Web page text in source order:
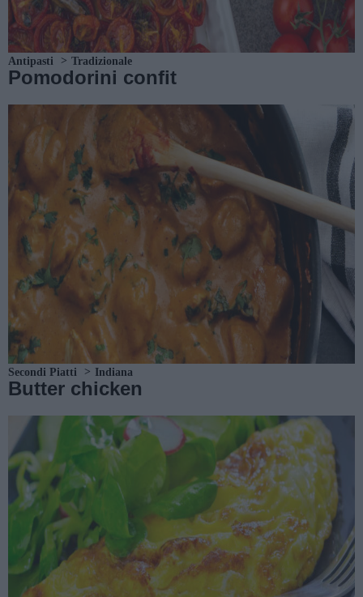
Antipasti Tradizionale
Pomodorini confit
Secondi Piatti Indiana
Butter chicken